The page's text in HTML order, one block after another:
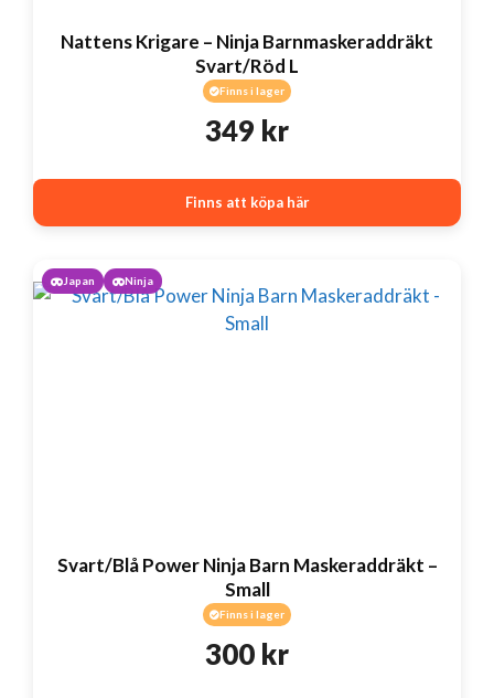
Nattens Krigare – Ninja Barnmaskeraddräkt
Svart/Röd L
Finns i lager
349 kr
Finns att köpa här
Japan Ninja
Svart/Blå Power Ninja Barn Maskeraddräkt –
Small
Finns i lager
300 kr